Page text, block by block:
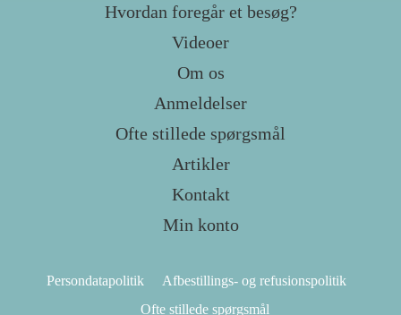
Hvordan foregår et besøg?
Videoer
Om os
Anmeldelser
Ofte stillede spørgsmål
Artikler
Kontakt
Min konto
Persondatapolitik
Afbestillings- og refusionspolitik
Ofte stillede spørgsmål